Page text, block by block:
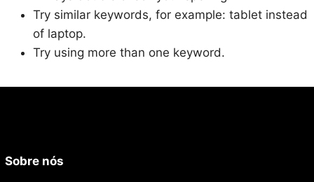
Try similar keywords, for example: tablet instead
of laptop.
Try using more than one keyword.
Sobre nós